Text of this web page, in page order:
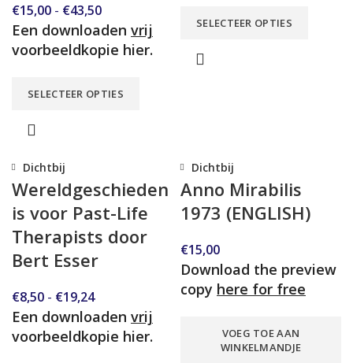
€15,00 - €43,50
Een downloaden vrij
voorbeeldkopie hier.
SELECTEER OPTIES
SELECTEER OPTIES
Dichtbij
Wereldgeschieden
is voor Past-Life
Therapists door
Bert Esser
€8,50 - €19,24
Een downloaden vrij
voorbeeldkopie hier.
Dichtbij
Anno Mirabilis
1973 (ENGLISH)
€15,00
Download the preview
copy here for free
VOEG TOE AAN
WINKELMANDJE